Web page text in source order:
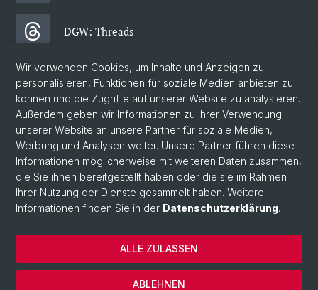
DGW: Threads
DGW: Facebook
DGW: Newsletter
© Universität Basel
Datenschutzerklärung
Philosophisch-Historische Fakultät
Departement Gesellschaftswissenschaften
Wir verwenden Cookies, um Inhalte und Anzeigen zu
personalisieren, Funktionen für soziale Medien anbieten zu
können und die Zugriffe auf unserer Website zu analysieren.
Außerdem geben wir Informationen zu Ihrer Verwendung
unserer Website an unsere Partner für soziale Medien,
Werbung und Analysen weiter. Unsere Partner führen diese
Informationen möglicherweise mit weiteren Daten zusammen,
die Sie ihnen bereitgestellt haben oder die sie im Rahmen
Ihrer Nutzung der Dienste gesammelt haben. Weitere
Informationen finden Sie in der Datenschutzerklärung.
ABLEHNEN
ALLE ZULASSEN